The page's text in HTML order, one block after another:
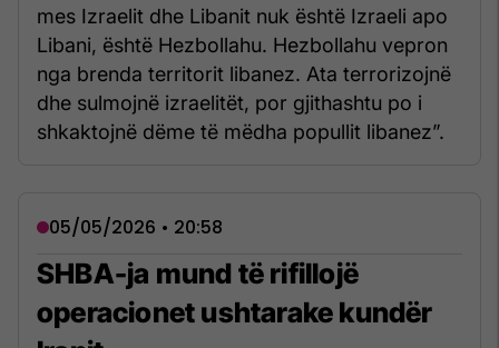
mes Izraelit dhe Libanit nuk është Izraeli apo
Libani, është Hezbollahu. Hezbollahu vepron
nga brenda territorit libanez. Ata terrorizojnë
dhe sulmojnë izraelitët, por gjithashtu po i
shkaktojnë dëme të mëdha popullit libanez”.
05/05/2026 • 20:58
SHBA-ja mund të rifillojë
operacionet ushtarake kundër